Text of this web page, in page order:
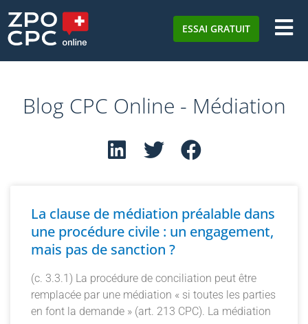
ESSAI GRATUIT
Blog CPC Online - Médiation
La clause de médiation préalable dans
une procédure civile : un engagement,
mais pas de sanction ?
(c. 3.3.1) La procédure de conciliation peut être
remplacée par une médiation « si toutes les parties
en font la demande » (art. 213 CPC). La médiation